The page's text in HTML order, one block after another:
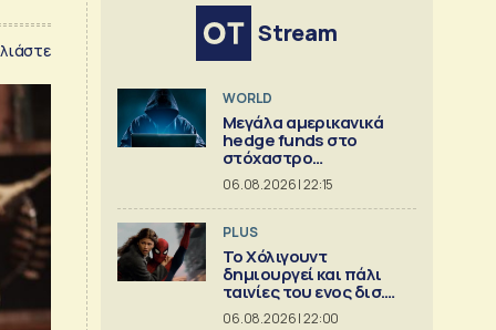
Stream
WORLD
Μεγάλα αμερικανικά
hedge funds στο
στόχαστρο
κυβερνοεπιθέσεων
06.08.2026 | 22:15
PLUS
Το Χόλιγουντ
δημιουργεί και πάλι
ταινίες του ενος δισ.
δολ.
06.08.2026 | 22:00